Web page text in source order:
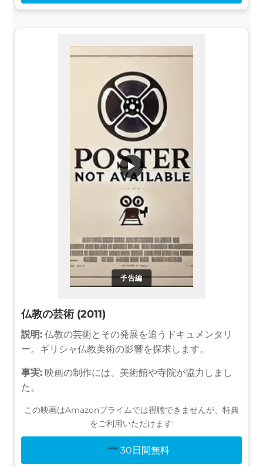
予告編
▶
仏教の芸術 (2011)
説明: 仏教の芸術とその発展を追うドキュメンタリ
ー。ギリシャ仏教美術の影響を探求します。
事実: 映画の制作には、美術館や寺院が協力しまし
た。
この映画はAmazonプライムでは視聴できませんが、特典
をご利用いただけます:
30日間無料